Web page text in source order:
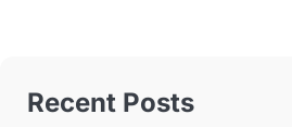
Recent Posts